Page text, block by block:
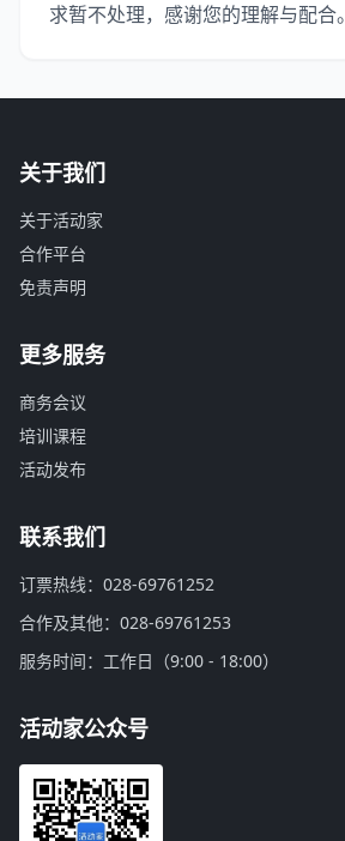
求暂不处理，感谢您的理解与配合。
关于我们
关于活动家
合作平台
免责声明
更多服务
商务会议
培训课程
活动发布
联系我们
订票热线：028-69761252
合作及其他：028-69761253
服务时间：工作日（9:00 - 18:00）
活动家公众号